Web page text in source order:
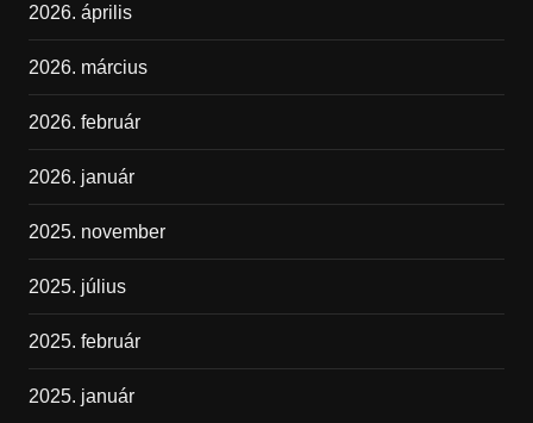
2026. április
2026. március
2026. február
2026. január
2025. november
2025. július
2025. február
2025. január